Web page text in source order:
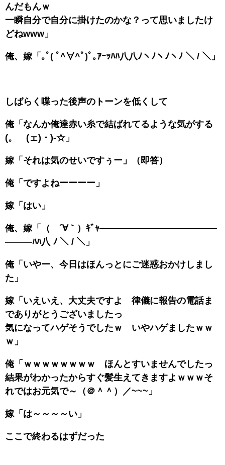
んだもんｗ
一瞬自分で自分に掛けたのかな？って思いましたけ
どねwww」
俺、嫁「｡ﾟ( ﾟ^∀^ﾟ)ﾟ｡ｱｰｯﾊﾊ八八ﾉヽﾉヽﾉヽﾉ ＼ / ＼」
しばらく喋った後声のトーンを低くして
俺「なんか俺達赤い糸で結ばれてるような気がする
(。ゝ(ェ)・)-☆」
嫁「それは気のせいですぅー」（即答）
俺「ですよねーーーー」
嫁「はい」
俺、嫁「（ ´∀｀）ｷﾞｬ―――――――――――――
―――ﾊﾊ八 ﾉ ＼ / ＼」
俺「いやー、今日はほんっとにご迷惑おかけしまし
た」
嫁「いえいえ、大丈夫ですよ 律儀に報告の電話ま
でありがとうございましたっ
気になってハゲそうでしたｗ いやハゲましたｗｗ
ｗ」
俺「ｗｗｗｗｗｗｗｗ ほんとすいませんでしたっ
結果がわかったからすぐ髪生えてきますよｗｗｗそ
れではお元気で～（＠＾＾）／~~~」
嫁「は～～～～い」
ここで終わるはずだった